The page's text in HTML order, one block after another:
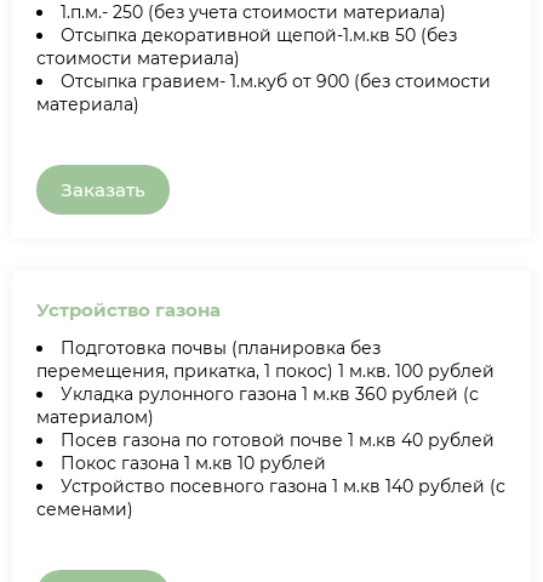
1.п.м.- 250 (без учета стоимости материала)
Отсыпка декоративной щепой-1.м.кв 50 (без
стоимости материала)
Отсыпка гравием- 1.м.куб от 900 (без стоимости
материала)
Заказать
Устройство газона
Подготовка почвы (планировка без
перемещения, прикатка, 1 покос) 1 м.кв. 100 рублей
Укладка рулонного газона 1 м.кв 360 рублей (с
материалом)
Посев газона по готовой почве 1 м.кв 40 рублей
Покос газона 1 м.кв 10 рублей
Устройство посевного газона 1 м.кв 140 рублей (с
семенами)